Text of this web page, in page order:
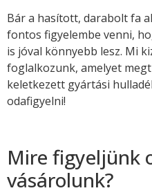
Bár a hasított, darabolt fa
fontos figyelembe venni,
is jóval könnyebb lesz. Mi
foglalkozunk, amelyet
keletkezett gyártási
odafigyelni!
Mire figyeljünk
vásárolunk?